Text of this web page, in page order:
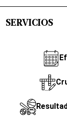
SERVICIOS